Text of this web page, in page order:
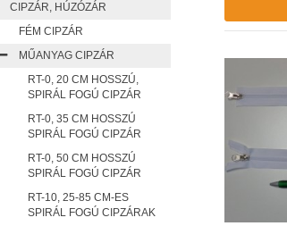
CIPZÁR, HÚZÓZÁR
FÉM CIPZÁR
MŰANYAG CIPZÁR
RT-0, 20 CM HOSSZÚ,
SPIRÁL FOGÚ CIPZÁR
RT-0, 35 CM HOSSZÚ
SPIRÁL FOGÚ CIPZÁR
RT-0, 50 CM HOSSZÚ
SPIRÁL FOGÚ CIPZÁR
RT-10, 25-85 CM-ES
SPIRÁL FOGÚ CIPZÁRAK